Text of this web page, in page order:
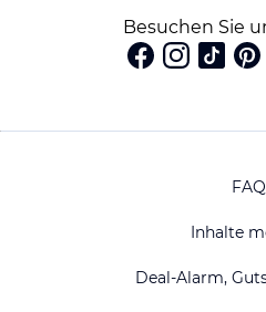
Besuchen Sie
FAQ
Inhalte
Deal-Alarm,